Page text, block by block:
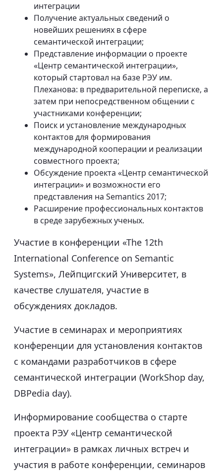
интеграции
Получение актуальных сведений о
новейших решениях в сфере
семантической интеграции;
Представление информации о проекте
«Центр семантической интеграции»,
который стартовал на базе РЭУ им.
Плеханова: в предварительной переписке, а
затем при непосредственном общении с
участниками конференции;
Поиск и установление международных
контактов для формирования
международной кооперации и реализации
совместного проекта;
Обсуждение проекта «Центр семантической
интеграции» и возможности его
представления на Semantics 2017;
Расширение профессиональных контактов
в среде зарубежных ученых.
Участие в конференции «The 12th
International Conference on Semantic
Systems», Лейпцигский Университет, в
качестве слушателя, участие в
обсуждениях докладов.
Участие в семинарах и мероприятиях
конференции для установления контактов
с командами разработчиков в сфере
семантической интеграции (WorkShop day,
DBPedia day).
Информирование сообщества о старте
проекта РЭУ «Центр семантической
интеграции» в рамках личных встреч и
участия в работе конференции, семинаров